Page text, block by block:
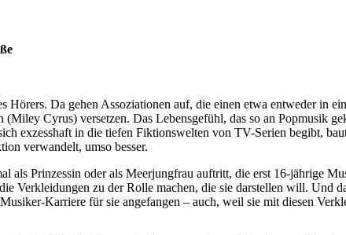
Da gehen Assoziationen auf, die einen etwa entweder in
Cyrus) versetzen. Das Lebensgefühl, das so an Popmusik
exzesshaft in die tiefen Fiktionswelten von TV-Serien begibt,
verwandelt, umso besser.
Prinzessin oder als Meerjungfrau auftritt, die erst 16-jährige
Verkleidungen zu der Rolle machen, die sie darstellen will. Und
Karriere für sie angefangen – auch, weil sie mit diesen